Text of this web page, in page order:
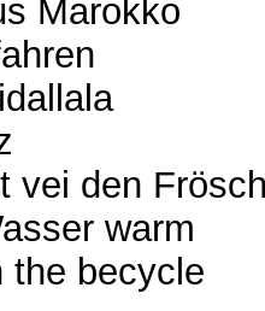
Marokko
vei den
warm
the becycle